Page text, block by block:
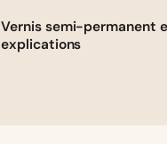
Vernis semi-permanent
explications